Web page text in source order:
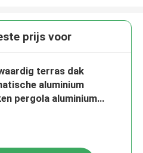
prijs voor
terras dak
aluminium
pergola aluminium